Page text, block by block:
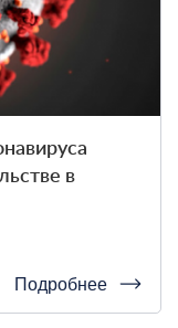
в
Подробнее